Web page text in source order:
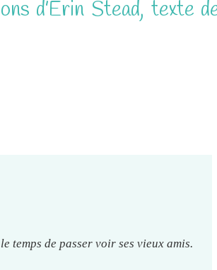
d’Erin Stead, texte
temps de passer voir ses vieux amis.